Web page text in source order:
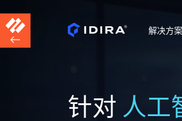
解决方案
针对 人工